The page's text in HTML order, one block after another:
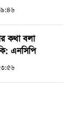
কথা বলা
এনসিপি